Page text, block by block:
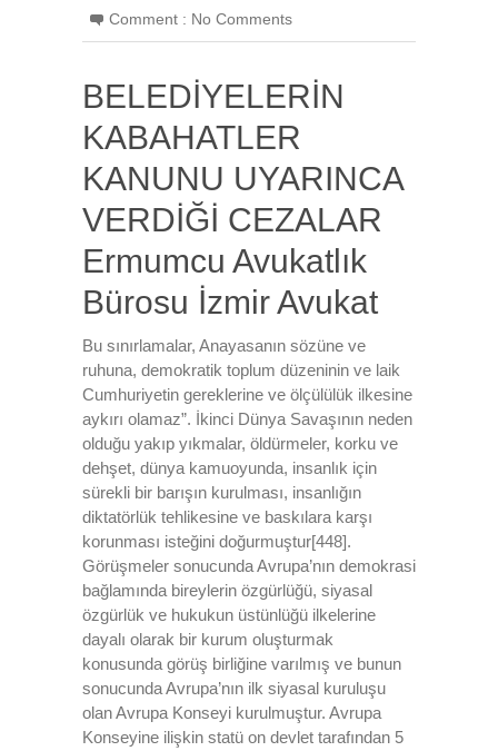
Comment : No Comments
BELEDİYELERİN
KABAHATLER
KANUNU UYARINCA
VERDİĞİ CEZALAR
Ermumcu Avukatlık
Bürosu İzmir Avukat
Bu sınırlamalar, Anayasanın sözüne ve
ruhuna, demokratik toplum düzeninin ve laik
Cumhuriyetin gereklerine ve ölçülülük ilkesine
aykırı olamaz”. İkinci Dünya Savaşının neden
olduğu yakıp yıkmalar, öldürmeler, korku ve
dehşet, dünya kamuoyunda, insanlık için
sürekli bir barışın kurulması, insanlığın
diktatörlük tehlikesine ve baskılara karşı
korunması isteğini doğurmuştur[448].
Görüşmeler sonucunda Avrupa’nın demokrasi
bağlamında bireylerin özgürlüğü, siyasal
özgürlük ve hukukun üstünlüğü ilkelerine
dayalı olarak bir kurum oluşturmak
konusunda görüş birliğine varılmış ve bunun
sonucunda Avrupa’nın ilk siyasal kuruluşu
olan Avrupa Konseyi kurulmuştur. Avrupa
Konseyine ilişkin statü on devlet tarafından 5